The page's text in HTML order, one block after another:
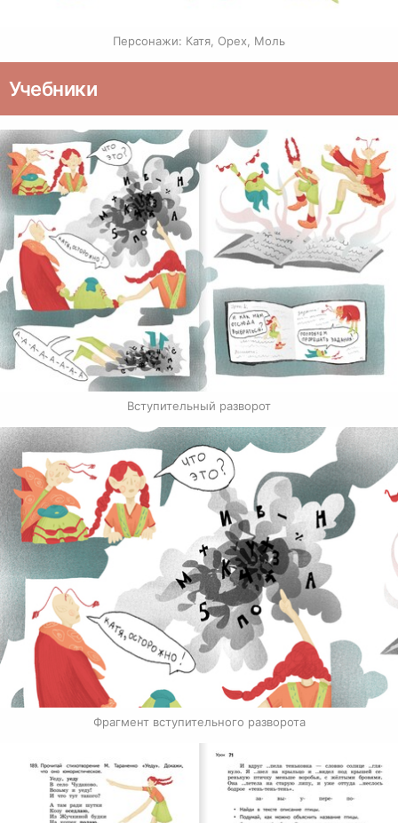
Персонажи: Катя, Орех, Моль
Учебники
Вступительный разворот
Фрагмент вступительного разворота